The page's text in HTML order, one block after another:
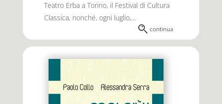
Teatro Erba a Torino, il Festival di Cultura
Classica, nonché, ogni luglio,...
continua